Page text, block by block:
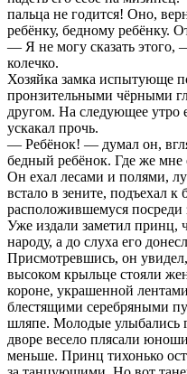
пальца не годится! Оно,
ребёнку, бедному ребёнку.
— Я не могу сказать этого,
колечко.
Хозяйка замка испытующе
пронзительными чёрными
другом. На следующее утро
ускакал прочь.
— Ребёнок! — думал он,
бедный ребёнок. Где же мне
Он ехал лесами и полями,
встало в зените, подъехал
расположившемуся
Уже издали заметил принц,
народу, а до слуха его
Присмотревшись, он
высоком крыльце стояли
короне, украшенной
блестящими серебряными
шляпе. Молодые улыбались
дворе весело плясали
меньше. Принц тихонько